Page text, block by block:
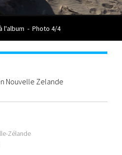
l'album - Photo 4/4
Nouvelle Zelande
Zélande